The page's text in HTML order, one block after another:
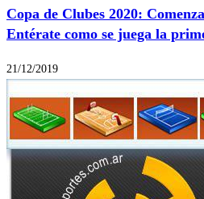
Copa de Clubes 2020:
Entérate como se juega la
21/12/2019